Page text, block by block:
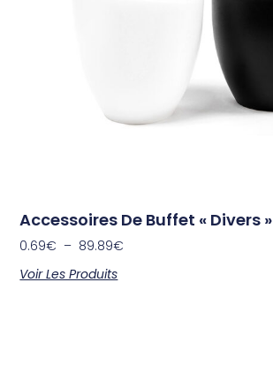
Accessoires De Buffet « Divers »
0.69€ – 89.89€
Voir Les Produits